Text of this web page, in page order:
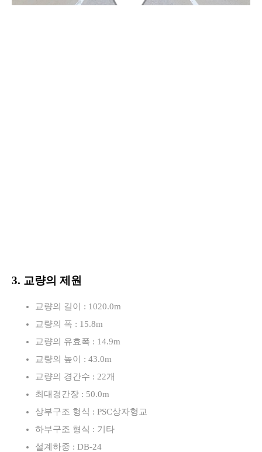
3. 교량의 제원
교량의 길이 : 1020.0m
교량의 폭 : 15.8m
교량의 유효폭 : 14.9m
교량의 높이 : 43.0m
교량의 경간수 : 22개
최대경간장 : 50.0m
상부구조 형식 : PSC상자형교
하부구조 형식 : 기타
설계하중 : DB-24